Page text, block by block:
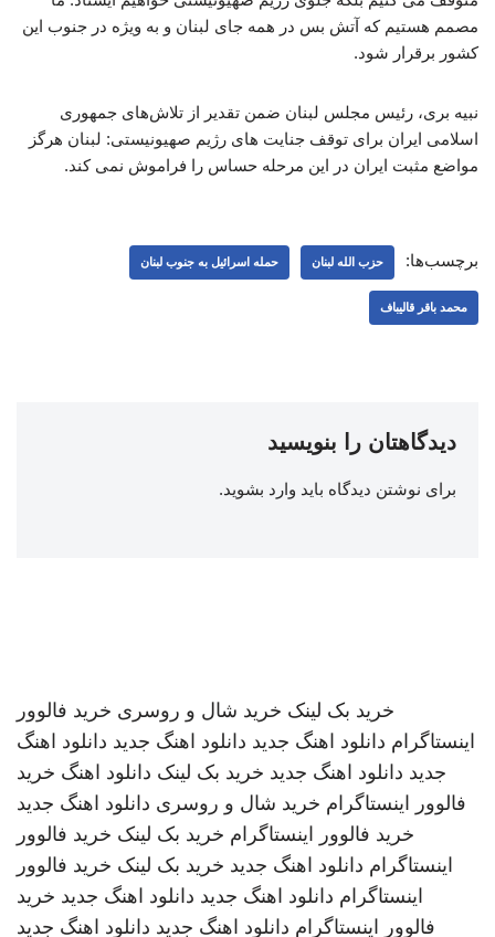
مصمم هستیم که آتش بس در همه جای لبنان و به ویژه در جنوب این
کشور برقرار شود.
نبیه بری، رئیس مجلس لبنان ضمن تقدیر از تلاش‌های جمهوری
اسلامی ایران برای توقف جنایت های رژیم صهیونیستی: لبنان هرگز
مواضع مثبت ایران در این مرحله حساس را فراموش نمی کند.
برچسب‌ها: حزب الله لبنان حمله اسرائیل به جنوب لبنان
محمد باقر قالیباف
دیدگاهتان را بنویسید
برای نوشتن دیدگاه باید وارد بشوید.
خرید بک لینک خرید شال و روسری خرید فالوور
اینستاگرام دانلود اهنگ جدید دانلود اهنگ جدید دانلود اهنگ
جدید دانلود اهنگ جدید خرید بک لینک دانلود اهنگ خرید
فالوور اینستاگرام خرید شال و روسری دانلود اهنگ جدید
خرید فالوور اینستاگرام خرید بک لینک خرید فالوور
اینستاگرام دانلود اهنگ جدید خرید بک لینک خرید فالوور
اینستاگرام دانلود اهنگ جدید دانلود اهنگ جدید خرید
فالوور اینستاگرام دانلود اهنگ جدید دانلود اهنگ جدید